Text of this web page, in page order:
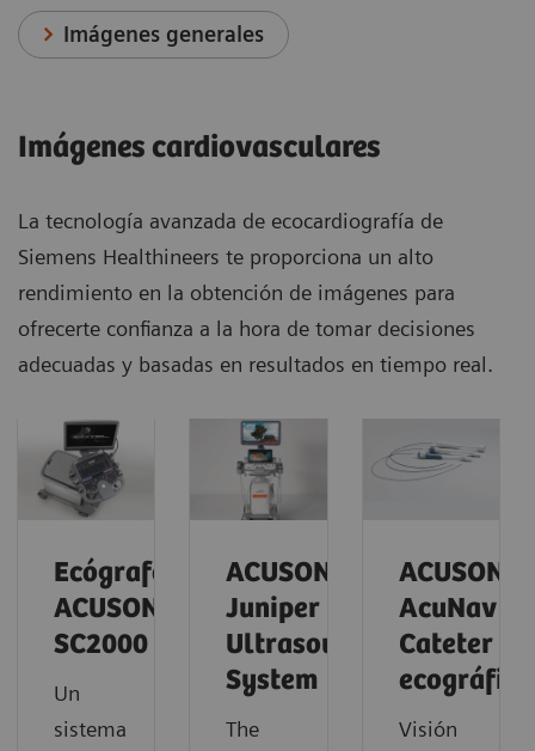
Imágenes generales
Imágenes cardiovasculares
La tecnología avanzada de ecocardiografía de
Siemens Healthineers te proporciona un alto
rendimiento en la obtención de imágenes para
ofrecerte confianza a la hora de tomar decisiones
adecuadas y basadas en resultados en tiempo real.
Ecógrafo
ACUSON
SC2000
Un
sistema
ACUSON
Juniper
Ultrasound
System
The
ACUSON
AcuNav
Cateter
ecográfico
Visión